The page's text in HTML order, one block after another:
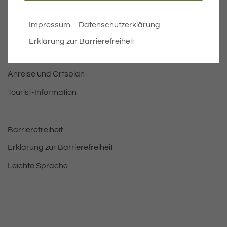
Bauen & Wohnen
Anreise und Ortsplan
Tourist-Information
Barrierefreiheit
Erklärung zur Barrierefreiheit
Leichte Sprache
Impressum
Datenschutzerklärung
Erklärung zur Barrierefreiheit